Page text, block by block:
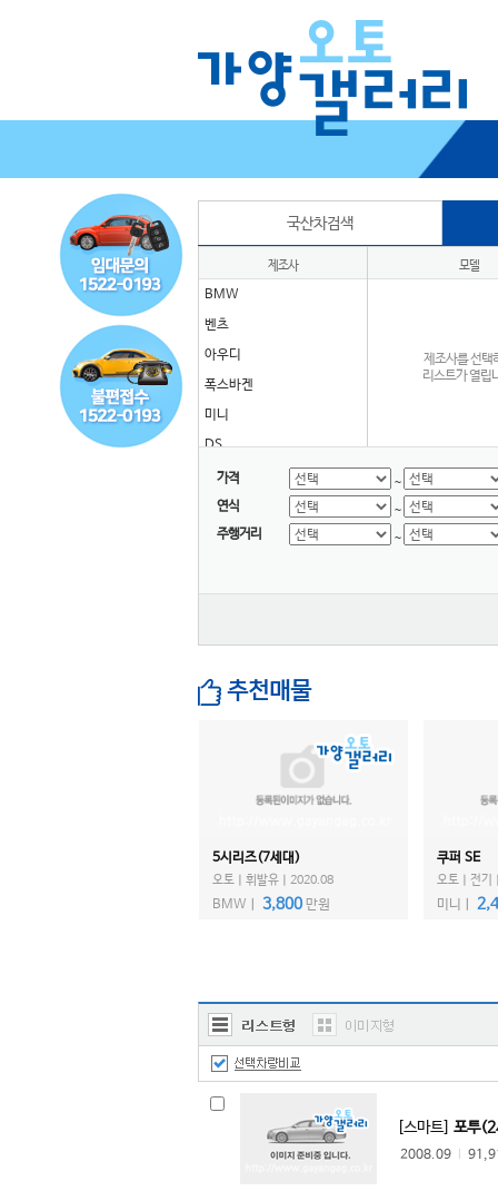
국산차검색
제조사
BMW
벤츠
아우디
폭스바겐
미니
DS
GMC
LEVC
닛산
닷지
랜드로버
르노
리비안
맥라렌
머큐리
미쯔비시
미쯔오까
모델
제조사를 선택
리스트가 열립
가격
~
연식
~
주행거리
~
추천매물
5시리즈(7세대)
오토ㅣ휘발유ㅣ2020.08
BMWㅣ 3,800만원
쿠퍼 SE
오토ㅣ전기
미니ㅣ
[스마트] 포투(2
2008.09 l